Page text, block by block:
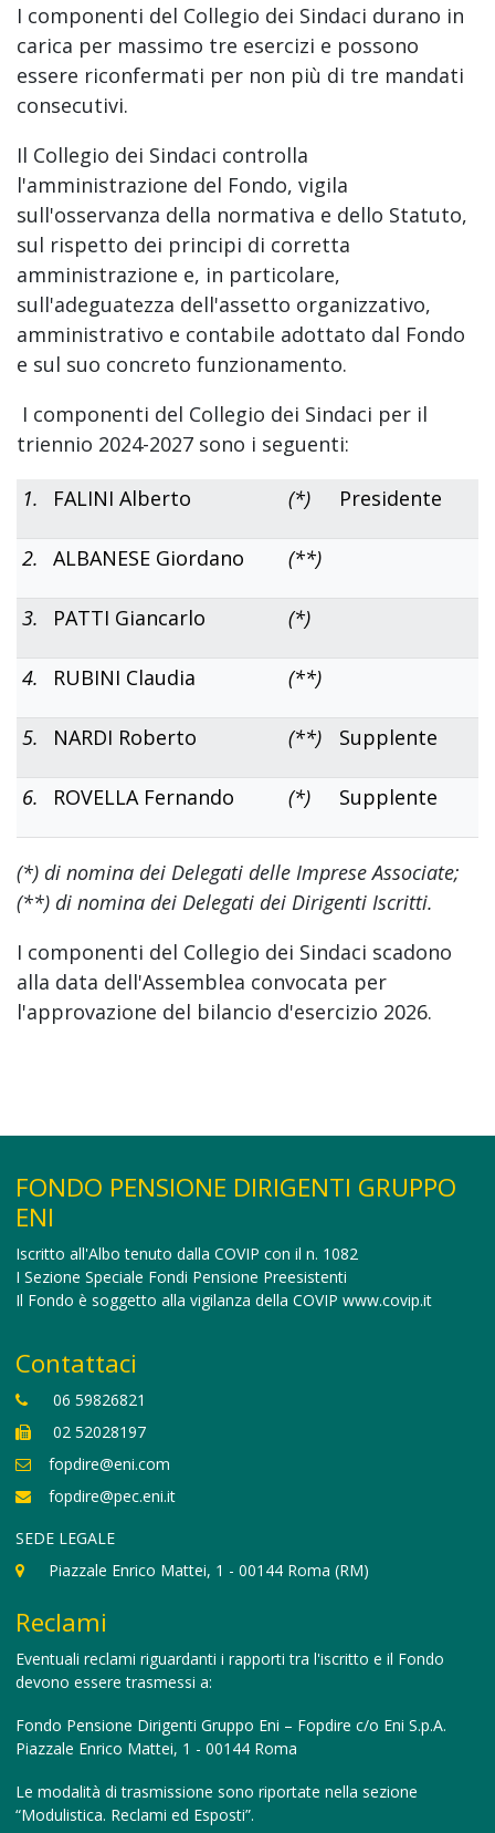
I componenti del Collegio dei Sindaci durano in
carica per massimo tre esercizi e possono
essere riconfermati per non più di tre mandati
consecutivi.
Il Collegio dei Sindaci controlla
l'amministrazione del Fondo, vigila
sull'osservanza della normativa e dello Statuto,
sul rispetto dei principi di corretta
amministrazione e, in particolare,
sull'adeguatezza dell'assetto organizzativo,
amministrativo e contabile adottato dal Fondo
e sul suo concreto funzionamento.
I componenti del Collegio dei Sindaci per il
triennio 2024-2027 sono i seguenti:
1. FALINI Alberto (*) Presidente
2. ALBANESE Giordano (**)
3. PATTI Giancarlo (*)
4. RUBINI Claudia (**)
5. NARDI Roberto (**) Supplente
6. ROVELLA Fernando (*) Supplente
(*) di nomina dei Delegati delle Imprese Associate;
(**) di nomina dei Delegati dei Dirigenti Iscritti.
I componenti del Collegio dei Sindaci scadono
alla data dell'Assemblea convocata per
l'approvazione del bilancio d'esercizio 2026.
FONDO PENSIONE DIRIGENTI GRUPPO
ENI
Iscritto all'Albo tenuto dalla COVIP con il n. 1082
I Sezione Speciale Fondi Pensione Preesistenti
Il Fondo è soggetto alla vigilanza della COVIP www.covip.it
Contattaci
06 59826821
02 52028197
fopdire@eni.com
fopdire@pec.eni.it
SEDE LEGALE
Piazzale Enrico Mattei, 1 - 00144 Roma (RM)
Reclami
Eventuali reclami riguardanti i rapporti tra l'iscritto e il Fondo
devono essere trasmessi a:
Fondo Pensione Dirigenti Gruppo Eni – Fopdire c/o Eni S.p.A.
Piazzale Enrico Mattei, 1 - 00144 Roma
Le modalità di trasmissione sono riportate nella sezione
“Modulistica. Reclami ed Esposti”.